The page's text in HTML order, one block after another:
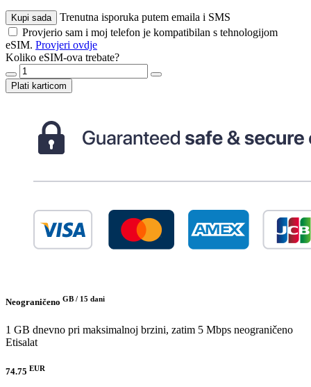
Kupi sada
Trenutna isporuka putem emaila i SMS
Provjerio sam i moj telefon je kompatibilan s tehnologijom
eSIM. Provjeri ovdje
Koliko eSIM-ova trebate?
Plati karticom
Neograničeno GB / 15 dani
1 GB dnevno pri maksimalnoj brzini, zatim 5 Mbps neograničeno
Etisalat
74.75 EUR